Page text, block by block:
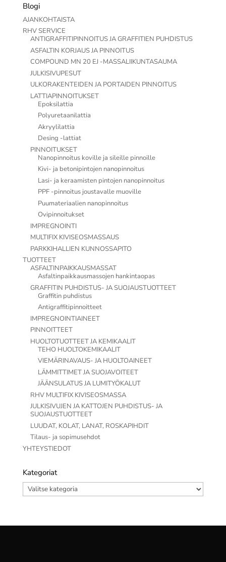
Blogi
AJANKOHTAISTA
RHV SERVICE
ANTIGRAFFITIPINNOITUS JA GRAFFITIEN PUHDISTUS
ASFALTIN KORJAUS JA PINNOITUS
COMPOUND MN 20 EJ -MASSALIIKUNTASAUMA
JULKISIVUPESUT
ULKORAKENTEIDEN JA PORTAIDEN PINNOITUS
LATTIAPINNOITUKSET
Epoksilattia
Polyuretaanilattia
Akryylilattia
Desing -lattiat
PINNOITUKSET
Nanopinnoitus koville ja sileille pinnoille
Kivi- ja betonipintojen nanopinnoitus
Lasi- ja keraamisten pintojen nanopinnoitus
PPF -pinnoitus joustavalle muoville
Puumateriaalien nanopinnoitus
Ovipinnoitukset
IMPREGNOINTI
MULTIFIX KIVISEOSMASSAUS
PARKKIHALLIEN KUNNOSSAPITO
TUOTTEET
ASFALTINPAIKKAUSMASSAT
Asfaltinpaikkausmassojen hankintaopas
GRAFFITIN PUHDISTUS- JA SUOJAUSTUOTTEET
Graffitin puhdistus
Antigraffitipinnoitteet
IMPREGNOINTIAINEET
PINNOITTEET
HUOLTOTUOTTEET JA KEMIKAALIT
TEHO HUOLTOKEMIKAALIT
VIEMÄRINAVAUS- JA HUOLTOAINEET
LÄMMITTIMET JA SUOJAVOITEET
JÄÄNSULATUS JA LUMITYÖKALUT
RHV MULTIFIX KIVISEOSMASSA
JULKISIVUJEN JA KATTOJEN PUHDISTUS- JA
SUOJAUSTUOTTEET
LUUDAT, KOLAT, LANAT, ROSKAPIHDIT
Tilaus- ja sopimusehdot
YHTEYSTIEDOT
Kategoriat
Kategoriat